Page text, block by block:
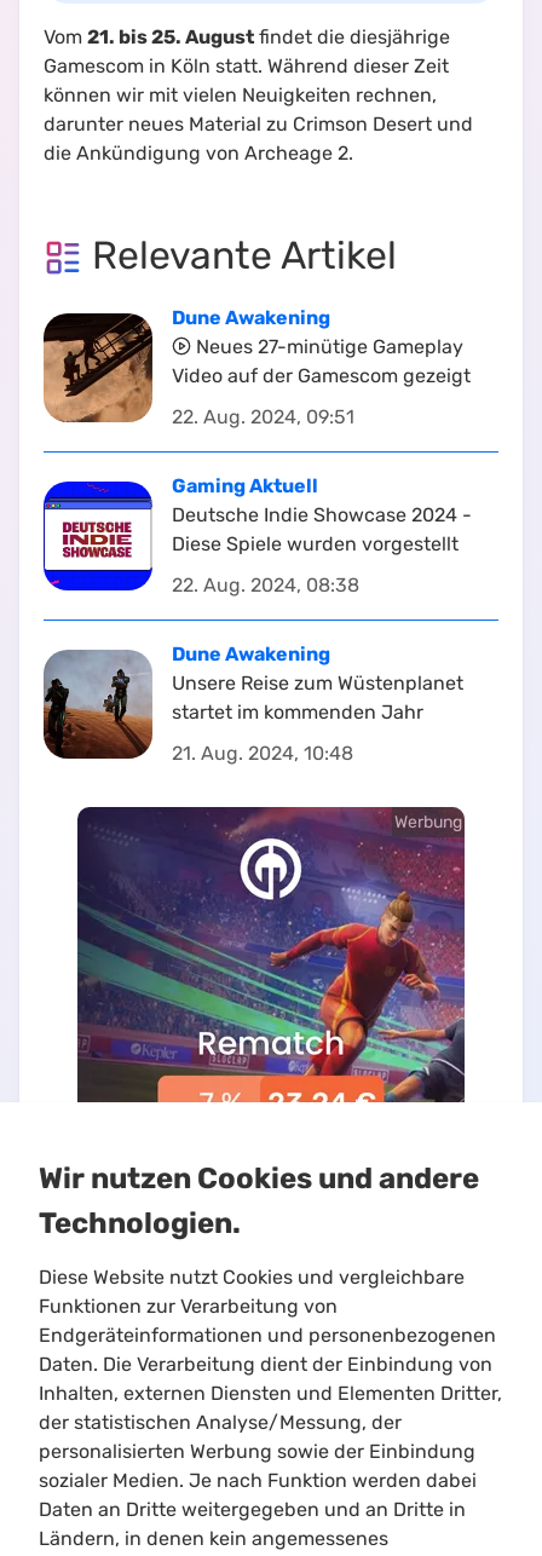
Vom 21. bis 25. August findet die diesjährige
Gamescom in Köln statt. Während dieser Zeit
können wir mit vielen Neuigkeiten rechnen,
darunter neues Material zu Crimson Desert und
die Ankündigung von Archeage 2.
Relevante Artikel
Dune Awakening
Neues 27-minütige Gameplay
Video auf der Gamescom gezeigt
22. Aug. 2024, 09:51
Gaming Aktuell
Deutsche Indie Showcase 2024 -
Diese Spiele wurden vorgestellt
22. Aug. 2024, 08:38
Dune Awakening
Unsere Reise zum Wüstenplanet
startet im kommenden Jahr
21. Aug. 2024, 10:48
Werbung
Limitloot
Roadmap
Kontakt
Kooperationen
Shortcuts
Wir nutzen Cookies und andere
Technologien.
Diese Website nutzt Cookies und vergleichbare
Funktionen zur Verarbeitung von
Endgeräteinformationen und personenbezogenen
Daten. Die Verarbeitung dient der Einbindung von
Inhalten, externen Diensten und Elementen Dritter,
der statistischen Analyse/Messung, der
personalisierten Werbung sowie der Einbindung
sozialer Medien. Je nach Funktion werden dabei
Daten an Dritte weitergegeben und an Dritte in
Ländern, in denen kein angemessenes